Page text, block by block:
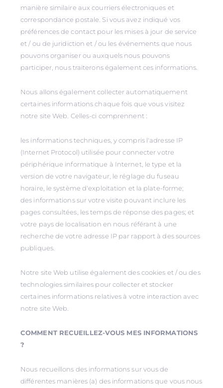
manière similaire aux courriers électroniques et
correspondance postale. Si vous avez indiqué vos
préférences de contact pour les mises à jour de service
et / ou de juridiction et / ou les événements que nous
pouvons organiser ou auxquels nous pouvons
participer, nous traiterons également ces informations.
Nous allons également collecter automatiquement
certaines informations chaque fois que vous visitez
notre site Web. Celles-ci comprennent :
les informations techniques, y compris l'adresse IP
(Internet Protocol) utilisée pour connecter votre
périphérique informatique à Internet, le type et la
version de votre navigateur, le réglage du fuseau
horaire, le système d'exploitation et la plate-forme;
des informations sur votre visite pouvant inclure les
pages consultées, les temps de réponse des pages; et
votre pays de localisation en nous référant à une
recherche de votre adresse IP par rapport à des sources
publiques.
Notre site Web utilise également des cookies et / ou des
technologies similaires pour collecter et stocker
certaines informations relatives à votre interaction avec
notre site Web.
COMMENT RECUEILLEZ-VOUS MES INFORMATIONS
?
Nous recueillons des informations sur vous de
différentes manières (a) des informations que vous nous